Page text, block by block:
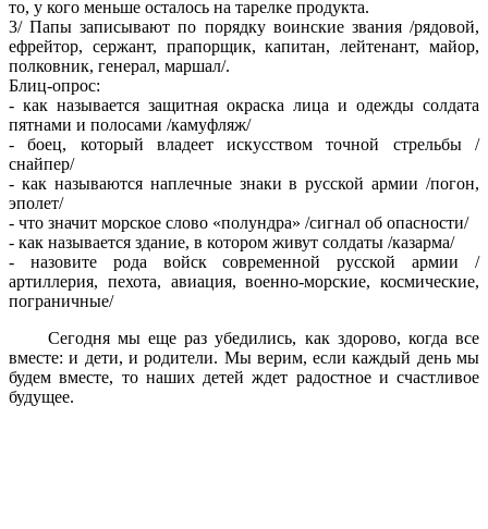
то, у кого меньше осталось на тарелке продукта.
3/ Папы записывают по порядку воинские звания /рядовой,
ефрейтор, сержант, прапорщик, капитан, лейтенант, майор,
полковник, генерал, маршал/.
Блиц-опрос:
- как называется защитная окраска лица и одежды солдата
пятнами и полосами /камуфляж/
- боец, который владеет искусством точной стрельбы /
снайпер/
- как называются наплечные знаки в русской армии /погон,
эполет/
- что значит морское слово «полундра» /сигнал об опасности/
- как называется здание, в котором живут солдаты /казарма/
- назовите рода войск современной русской армии /
артиллерия, пехота, авиация, военно-морские, космические,
пограничные/
Сегодня мы еще раз убедились, как здорово, когда все
вместе: и дети, и родители. Мы верим, если каждый день мы
будем вместе, то наших детей ждет радостное и счастливое
будущее.